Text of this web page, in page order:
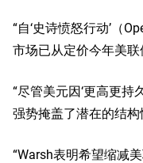
“自‘史诗愤怒行动’（
市场已从定价今年美
“尽管美元因‘更高更持
强势掩盖了潜在的结构
“Warsh表明希望缩减